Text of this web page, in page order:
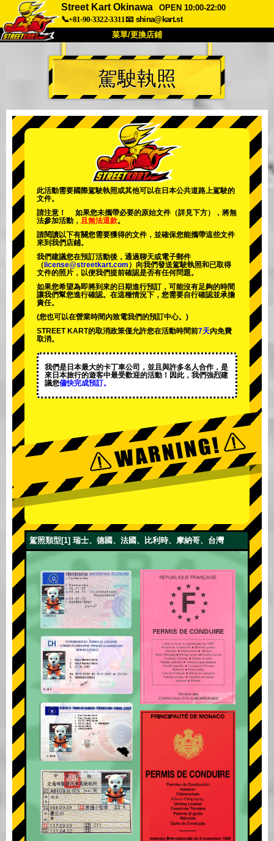
Street Kart Okinawa
OPEN 10:00-22:00
📞+81-90-3322-3311📧 shina@kart.st
菜單/更換店鋪
首頁
關於 規格 價格
公司 預訂
更換店鋪
東京秋葉原#2 東京澀谷
東京澀谷附屬
東京淺草
沖繩
駕駛執照
此活動需要國際駕駛執照或其他可以在日本公共道路上駕駛的
文件。
請注意！ 如果您未攜帶必要的原始文件（詳見下方），將無
法參加活動， 且無法退款。
請閱讀以下有關您需要獲得的文件，並確保您能攜帶這些文件
來到我們店鋪。
我們建議您在預訂活動後，通過聊天或電子郵件
（ license@streetkart.com ）向我們發送駕駛執照和已取得
文件的照片，以便我們提前確認是否有任何問題。
如果您希望為即將到來的日期進行預訂，可能沒有足夠的時間
讓我們幫您進行確認。在這種情況下，您需要自行確認並承擔
責任。
(您也可以在營業時間內致電我們的預訂中心。)
STREET KART的取消政策僅允許您在活動時間前7天內免費
取消。
我們是日本最大的卡丁車公司，並且與許多名人合作，是
來日本旅行的遊客中最受歡迎的活動 ！因此，我們強烈建
議您儘快完成預訂。
駕照類型[1] 瑞士、德國、法國、比利時、摩納哥、台灣